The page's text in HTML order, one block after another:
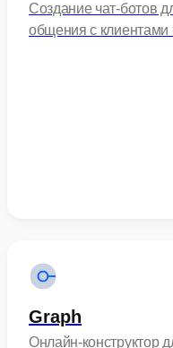
Создание чат-ботов
общения с клиентами
Graph
Онлайн-конструктор